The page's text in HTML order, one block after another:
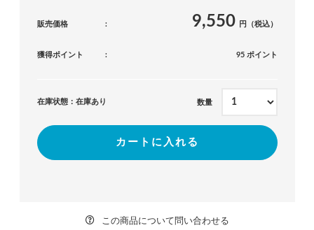
販売価格 9,550 円（税込）
獲得ポイント 95 ポイント
在庫状態：在庫あり 数量
カートに入れる
この商品について問い合わせる